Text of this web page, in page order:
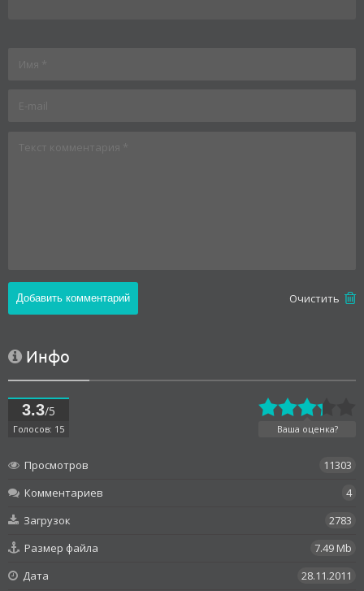
Oчистить
Инфо
3.3/5
Голосов: 15 Ваша оценка?
Просмотров
11303
Комментариев
4
Загрузок
2783
Размер файла
7.49 Mb
Дата
28.11.2011